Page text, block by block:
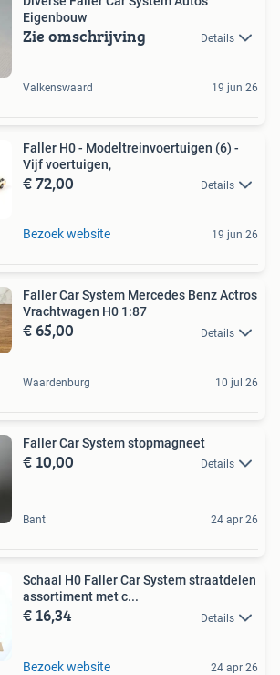
Eigenbouw
Zie omschrijving Details
Valkenswaard 19 jun 26
Faller H0 - Modeltreinvoertuigen (6) -
Vijf voertuigen,
€ 72,00 Details
Bezoek website 19 jun 26
Faller Car System Mercedes Benz Actros
Vrachtwagen H0 1:87
€ 65,00 Details
Waardenburg 10 jul 26
Faller Car System stopmagneet
€ 10,00 Details
Bant 24 apr 26
Schaal H0 Faller Car System straatdelen
assortiment met c...
€ 16,34 Details
Bezoek website 24 apr 26